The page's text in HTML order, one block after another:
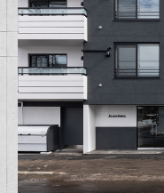
札幌市
札幌市
札幌
札幌